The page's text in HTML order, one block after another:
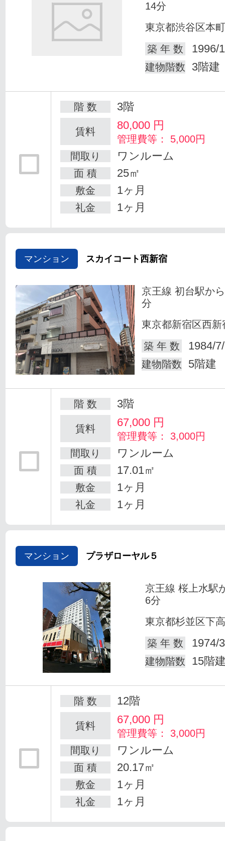
14分
東京都渋谷区本町
築 年 数
1996/
建物階数 3階建
階 数 3階
賃料 80,000 円
管理費等： 5,000円
間取り
ワンルーム
面 積 25㎡
敷金 1ヶ月
礼金 1ヶ月
マンション スカイコート西新宿
京王線 初台駅か
分
東京都新宿区西新
築 年 数
1984/
建物階数 5階建
階 数 3階
賃料 67,000 円
管理費等： 3,000円
間取り
ワンルーム
面 積 17.01㎡
敷金 1ヶ月
礼金 1ヶ月
マンション プラザローヤル５
京王線 桜上水駅
6分
東京都杉並区下
築 年 数
1974/
建物階数 15階
階 数 12階
賃料 67,000 円
管理費等： 3,000円
間取り
ワンルーム
面 積 20.17㎡
敷金 1ヶ月
礼金 1ヶ月